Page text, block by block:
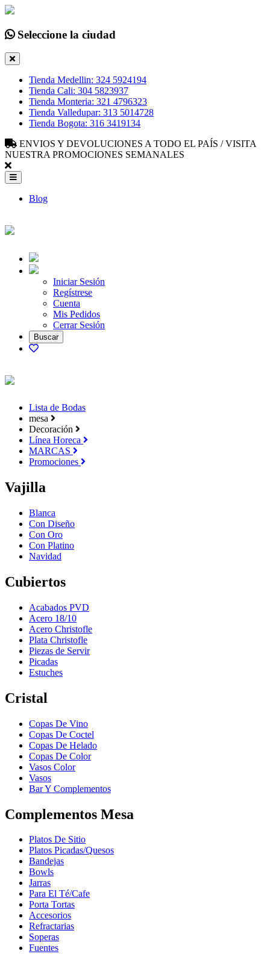
Seleccione la ciudad
Tienda Medellin: 324 5924194
Tienda Cali: 304 5823937
Tienda Monteria: 321 4796323
Tienda Valledupar: 313 5014728
Tienda Bogota: 316 3419134
ENVIOS Y DEVOLUCIONES A TODO EL PAÍS / VISITA
NUESTRA PROMOCIONES SEMANALES
Blog
Iniciar Sesión
Regístrese
Cuenta
Mis Pedidos
Cerrar Sesión
Lista de Bodas
mesa
Decoración
Línea Horeca
MARCAS
Promociones
Vajilla
Blanca
Con Diseño
Con Oro
Con Platino
Navidad
Cubiertos
Acabados PVD
Acero 18/10
Acero Christofle
Plata Christofle
Piezas de Servir
Picadas
Estuches
Cristal
Copas De Vino
Copas De Coctel
Copas De Helado
Copas De Color
Vasos Color
Vasos
Bar Y Complementos
Complementos Mesa
Platos De Sitio
Platos Picadas/Quesos
Bandejas
Bowls
Jarras
Para El Té/Cafe
Porta Tortas
Accesorios
Refractarias
Soperas
Fuentes